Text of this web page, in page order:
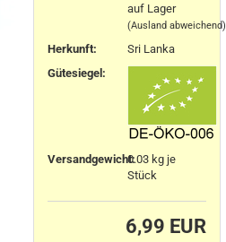
auf Lager
(Ausland abweichend)
Herkunft:
Sri Lanka
Gütesiegel:
Versandgewicht:0.03kg je
Stück
6,99 EUR